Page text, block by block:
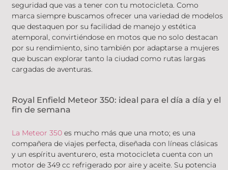
seguridad que vas a tener con tu motocicleta. Como
marca siempre buscamos ofrecer una variedad de modelos
que destaquen por su facilidad de manejo y estética
atemporal, convirtiéndose en motos que no solo destacan
por su rendimiento, sino también por adaptarse a mujeres
que buscan explorar tanto la ciudad como rutas largas
cargadas de aventuras.
Royal Enfield Meteor 350: ideal para el día a día y el
fin de semana
La Meteor 350es mucho más que una moto; es una
compañera de viajes perfecta, diseñada con líneas clásicas
y un espíritu aventurero, esta motocicleta cuenta con un
motor de 349 cc refrigerado por aire y aceite. Su potencia